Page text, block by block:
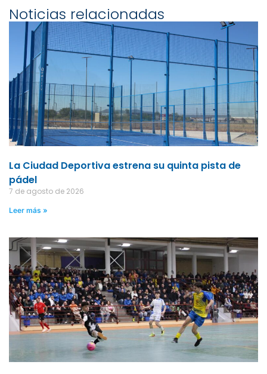
Noticias relacionadas
La Ciudad Deportiva estrena su quinta pista de
pádel
7 de agosto de 2026
Leer más »